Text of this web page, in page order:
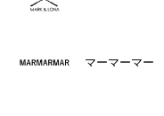
マーマーマー